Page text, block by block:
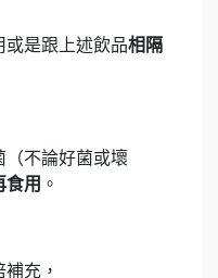
或是跟上述飲品相隔
（不論好菌或壞
食用 。
充，